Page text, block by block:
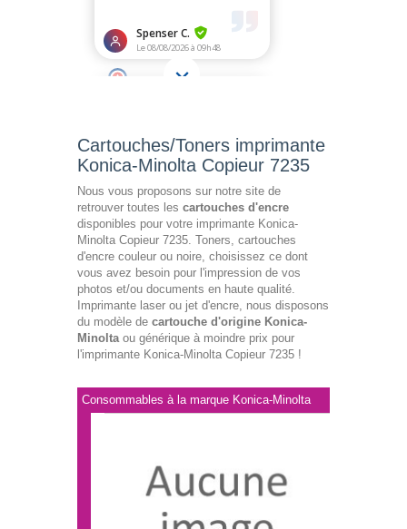
Cartouches/Toners imprimante
Konica-Minolta Copieur 7235
Nous vous proposons sur notre site de
retrouver toutes les cartouches d'encre
disponibles pour votre imprimante Konica-
Minolta Copieur 7235. Toners, cartouches
d'encre couleur ou noire, choisissez ce dont
vous avez besoin pour l'impression de vos
photos et/ou documents en haute qualité.
Imprimante laser ou jet d'encre, nous disposons
du modèle de cartouche d'origine Konica-
Minoltaou générique à moindre prix pour
l'imprimante Konica-Minolta Copieur 7235 !
Consommables à la marque Konica-Minolta